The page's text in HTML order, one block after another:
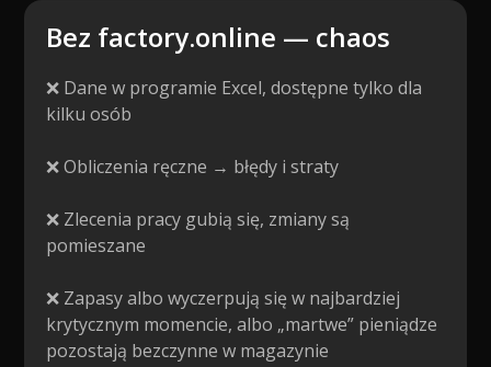
Bez factory.online — chaos
❌ Dane w programie Excel, dostępne tylko dla
kilku osób
❌ Obliczenia ręczne → błędy i straty
❌ Zlecenia pracy gubią się, zmiany są
pomieszane
❌ Zapasy albo wyczerpują się w najbardziej
krytycznym momencie, albo „martwe” pieniądze
pozostają bezczynne w magazynie